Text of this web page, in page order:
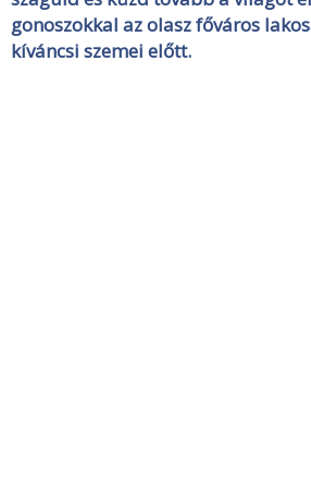
gonoszokkal az olasz főváros
kíváncsi szemei előtt.